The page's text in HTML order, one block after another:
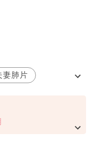
妻肺片